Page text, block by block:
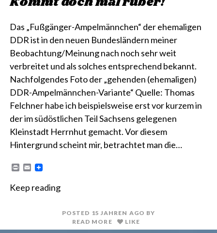
Das „Fußgänger-Ampelmännchen“ der ehemaligen
DDR ist in den neuen Bundesländern meiner
Beobachtung/Meinung nach noch sehr weit
verbreitet und als solches entsprechend bekannt.
Nachfolgendes Foto der „gehenden (ehemaligen)
DDR-Ampelmännchen-Variante“ Quelle: Thomas
Felchner habe ich beispielsweise erst vor kurzem in
der im südöstlichen Teil Sachsens gelegenen
Kleinstadt Herrnhut gemacht. Vor diesem
Hintergrund scheint mir, betrachtet man die…
P
n
E
i
Keep reading
POSTED 15 JAHREN AGO BY
READ MORE
LIKE